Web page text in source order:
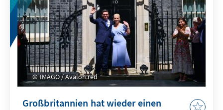
IMAGO / Avalon.red
Großbritannien hat wieder einen